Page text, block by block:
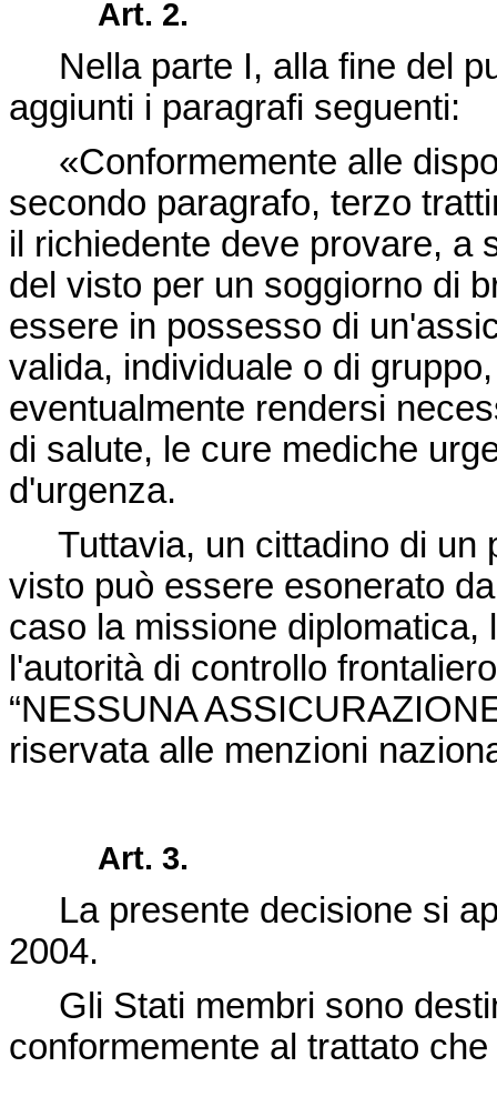
Art. 2.
Nella parte I, alla fine del
aggiunti i paragrafi seguenti:
«Conformemente alle
secondo paragrafo, terzo
il richiedente deve provare, a
del visto per un soggiorno di
essere in possesso di
valida, individuale o di
eventualmente rendersi
di salute, le cure mediche
d'urgenza.
Tuttavia, un cittadino di un
visto può essere esonerato
caso la missione
l'autorità di controllo
“NESSUNA
riservata alle menzioni
Art. 3.
La presente decisione si
2004.
Gli Stati membri sono
conformemente al trattato